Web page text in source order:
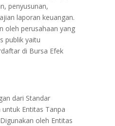
penyusunan,
laporan keuangan.
oleh perusahaan yang
publik yaitu
di Bursa Efek
dari Standar
Entitas Tanpa
oleh Entitas